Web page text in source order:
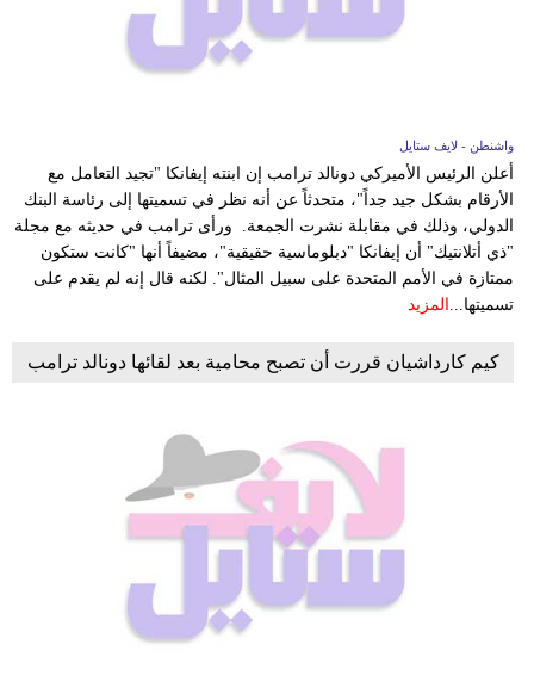
واشنطن - لايف ستايل
أعلن الرئيس الأميركي دونالد ترامب إن ابنته إيفانكا "تجيد التعامل مع
الأرقام بشكل جيد جداً"، متحدثاً عن أنه نظر في تسميتها إلى رئاسة البنك
الدولي، وذلك في مقابلة نشرت الجمعة. ورأى ترامب في حديثه مع مجلة
"ذي أتلانتيك" أن إيفانكا "دبلوماسية حقيقية"، مضيفاً أنها "كانت ستكون
ممتازة في الأمم المتحدة على سبيل المثال". لكنه قال إنه لم يقدم على
تسميتها... المزيد
كيم كارداشيان قررت أن تصبح محامية بعد لقائها دونالد ترامب